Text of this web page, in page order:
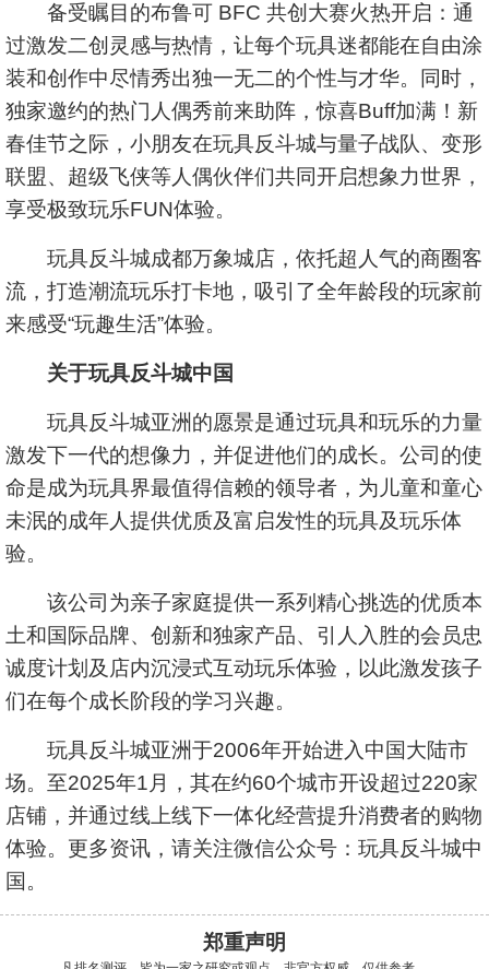
备受瞩目的布鲁可 BFC 共创大赛火热开启：通
过激发二创灵感与热情，让每个玩具迷都能在自由涂
装和创作中尽情秀出独一无二的个性与才华。同时，
独家邀约的热门人偶秀前来助阵，惊喜Buff加满！新
春佳节之际，小朋友在玩具反斗城与量子战队、变形
联盟、超级飞侠等人偶伙伴们共同开启想象力世界，
享受极致玩乐FUN体验。
玩具反斗城成都万象城店，依托超人气的商圈客
流，打造潮流玩乐打卡地，吸引了全年龄段的玩家前
来感受“玩趣生活”体验。
关于玩具反斗城中国
玩具反斗城亚洲的愿景是通过玩具和玩乐的力量
激发下一代的想像力，并促进他们的成长。公司的使
命是成为玩具界最值得信赖的领导者，为儿童和童心
未泯的成年人提供优质及富启发性的玩具及玩乐体
验。
该公司为亲子家庭提供一系列精心挑选的优质本
土和国际品牌、创新和独家产品、引人入胜的会员忠
诚度计划及店内沉浸式互动玩乐体验，以此激发孩子
们在每个成长阶段的学习兴趣。
玩具反斗城亚洲于2006年开始进入中国大陆市
场。至2025年1月，其在约60个城市开设超过220家
店铺，并通过线上线下一体化经营提升消费者的购物
体验。更多资讯，请关注微信公众号：玩具反斗城中
国。
郑重声明